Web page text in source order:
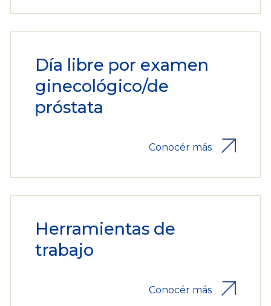
Día libre por examen
ginecológico/de
próstata
Conocér más
Herramientas de
trabajo
Conocér más